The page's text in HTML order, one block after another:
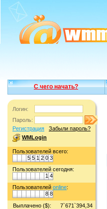
С чего начать?
Логин:
Пароль:
Регистрация
Забыли пароль?
WMLogin
Пользователей всего:
5 5 1 2 0 3
Пользователей сегодня:
1 4
Пользователей online:
8 8
Выплачено ($):
7`671`394,34